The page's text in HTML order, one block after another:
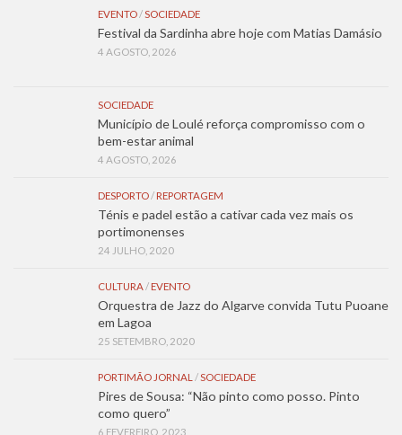
EVENTO/SOCIEDADE
Festival da Sardinha abre hoje com Matias Damásio
4 AGOSTO, 2026
SOCIEDADE
Município de Loulé reforça compromisso com o
bem-estar animal
4 AGOSTO, 2026
DESPORTO/ REPORTAGEM
Ténis e padel estão a cativar cada vez mais os
portimonenses
24 JULHO, 2020
CULTURA/ EVENTO
Orquestra de Jazz do Algarve convida Tutu Puoane
em Lagoa
25 SETEMBRO, 2020
PORTIMÃO JORNAL /SOCIEDADE
Pires de Sousa: “Não pinto como posso. Pinto
como quero”
6 FEVEREIRO, 2023